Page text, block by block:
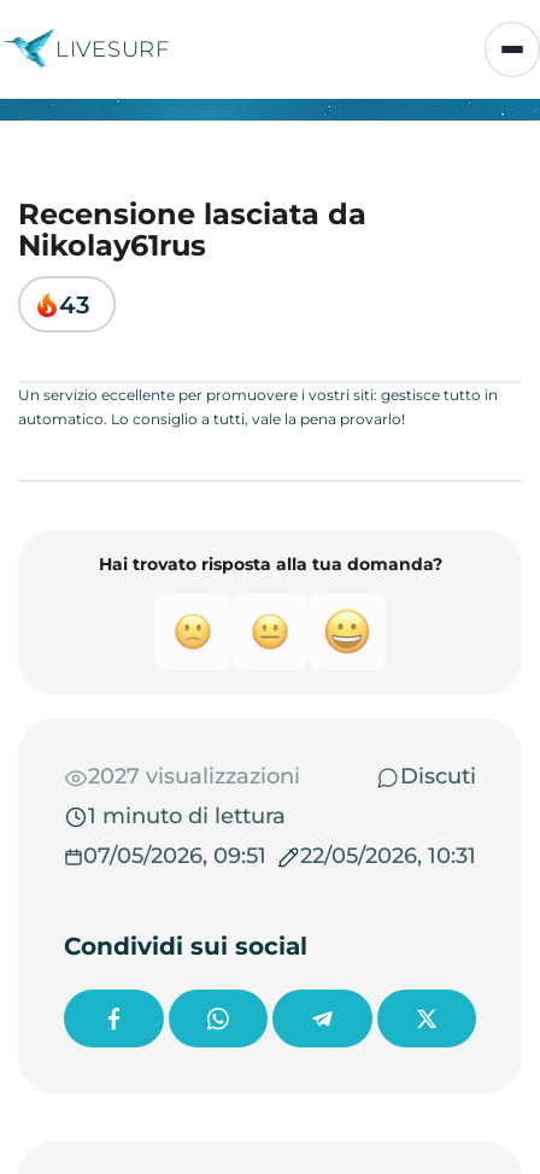
LIVESURF
Recensione lasciata da
Nikolay61rus
43
Un servizio eccellente per promuovere i vostri siti: gestisce tutto in
automatico. Lo consiglio a tutti, vale la pena provarlo!
Hai trovato risposta alla tua domanda?
2027 visualizzazioni
Discuti
1 minuto di lettura
07/05/2026, 09:51
22/05/2026, 10:31
Condividi sui social